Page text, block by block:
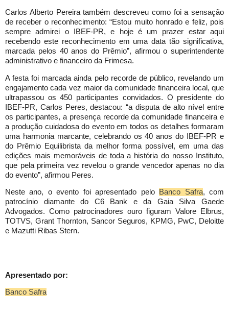
Carlos Alberto Pereira também descreveu como foi a sensação
de receber o reconhecimento: “Estou muito honrado e feliz, pois
sempre admirei o IBEF-PR, e hoje é um prazer estar aqui
recebendo este reconhecimento em uma data tão significativa,
marcada pelos 40 anos do Prêmio”, afirmou o superintendente
administrativo e financeiro da Frimesa.
A festa foi marcada ainda pelo recorde de público, revelando um
engajamento cada vez maior da comunidade financeira local, que
ultrapassou os 450 participantes convidados. O presidente do
IBEF-PR, Carlos Peres, destacou: “a disputa de alto nível entre
os participantes, a presença recorde da comunidade financeira e
a produção cuidadosa do evento em todos os detalhes formaram
uma harmonia marcante, celebrando os 40 anos do IBEF-PR e
do Prêmio Equilibrista da melhor forma possível, em uma das
edições mais memoráveis de toda a história do nosso Instituto,
que pela primeira vez revelou o grande vencedor apenas no dia
do evento”, afirmou Peres.
Neste ano, o evento foi apresentado pelo Banco Safra, com
patrocínio diamante do C6 Bank e da Gaia Silva Gaede
Advogados. Como patrocinadores ouro figuram Valore Elbrus,
TOTVS, Grant Thornton, Sancor Seguros, KPMG, PwC, Deloitte
e Mazutti Ribas Stern.
Apresentado por:
Banco Safra